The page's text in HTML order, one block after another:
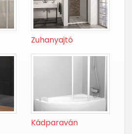
Zuhanyajtó
Kádparaván